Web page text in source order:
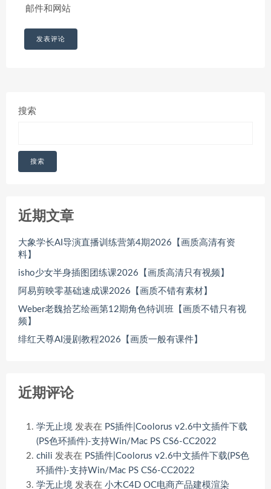
邮件和网站
搜索
搜索
近期文章
大象学长AI导演直播训练营第4期2026【画质高清有资
料】
isho少女半身插图团练课2026【画质高清只有视频】
阿易剪映零基础速成课2026【画质不错有素材】
Weber老魏拾艺绘画第12期角色特训班【画质不错只有视
频】
绯红天尊AI漫剧教程2026【画质一般有课件】
近期评论
学无止境 发表在 PS插件|Coolorus v2.6中文插件下载
(PS色环插件)-支持Win/Mac PS CS6-CC2022
chili 发表在 PS插件|Coolorus v2.6中文插件下载(PS色
环插件)-支持Win/Mac PS CS6-CC2022
学无止境 发表在 小木C4D OC电商产品建模渲染